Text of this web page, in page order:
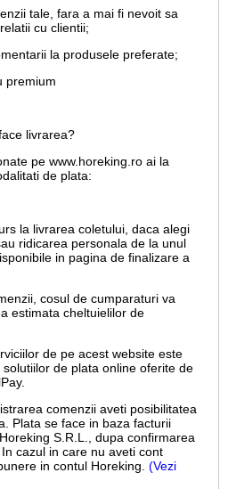
tale, fara a mai fi nevoit sa
cu clientii;
la produsele preferate;
premium
livrarea?
pe www.horeking.ro ai la
de plata:
la livrarea coletului, daca alegi
ridicarea personala de la unul
in pagina de finalizare a
cosul de cumparaturi va
estimata cheltuielilor de
de pe acest website este
de plata online oferite de
comenzii aveti posibilitatea
Plata se face in baza facturii
S.R.L., dupa confirmarea
cazul in care nu aveti cont
in contul Horeking. (Vezi